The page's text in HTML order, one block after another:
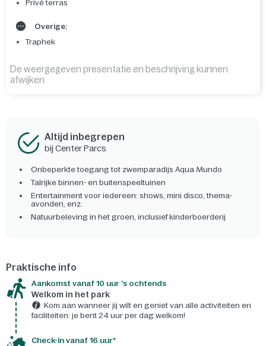
Privé terras
Overige:
Traphek
De weergegeven presentatie en beschrijving kunnen
afwijken
Altijd inbegrepen
bij Center Parcs
Onbeperkte toegang tot zwemparadijs Aqua Mundo
Talrijke binnen- en buitenspeeltuinen
Entertainment voor iedereen: shows, mini disco, thema-
avonden, enz.
Natuurbeleving in het groen, inclusief kinderboerderij
Praktische info
Aankomst vanaf 10 uur 's ochtends
Welkom in het park
Kom aan wanneer jij wilt en geniet van alle activiteiten en
faciliteiten: je bent 24 uur per dag welkom!
Check-in vanaf 16 uur*